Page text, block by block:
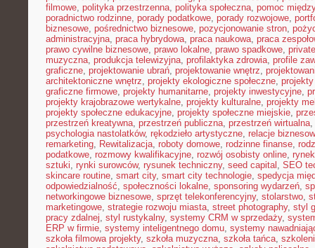
filmowe, polityka przestrzenna, polityka społeczna, pomoc
poradnictwo rodzinne, porady podatkowe, porady rozwojowe,
biznesowe, pośrednictwo biznesowe, pozycjonowanie stron,
administracyjna, praca hybrydowa, praca naukowa, praca
prawo cywilne biznesowe, prawo lokalne, prawo spadkowe,
muzyczna, produkcja telewizyjna, profilaktyka zdrowia, profile
graficzne, projektowanie ubrań, projektowanie wnętrz,
architektoniczne wnętrz, projekty ekologiczne społeczne,
graficzne firmowe, projekty humanitarne, projekty inwestycyjne,
projekty krajobrazowe wertykalne, projekty kulturalne, projekty
projekty społeczne edukacyjne, projekty społeczne miejskie,
przestrzeń kreatywna, przestrzeń publiczna, przestrzeń wirtualna,
psychologia nastolatków, rękodzieło artystyczne, relacje
remarketing, Rewitalizacja, roboty domowe, rodzinne finanse,
podatkowe, rozmowy kwalifikacyjne, rozwój osobisty online,
sztuki, rynki surowców, rysunek techniczny, seed capital , SEO
skincare routine, smart city, smart city technologie, spedycja
odpowiedzialność, społeczności lokalne, sponsoring wydarzeń,
networkingowe biznesowe, sprzęt telekonferencyjny, stolarstwo,
marketingowe, strategie rozwoju miasta, street photography, styl
pracy zdalnej, styl rustykalny, systemy CRM w sprzedaży,
ERP w firmie, systemy inteligentnego domu, systemy
szkoła filmowa projekty, szkoła muzyczna, szkoła tańca,